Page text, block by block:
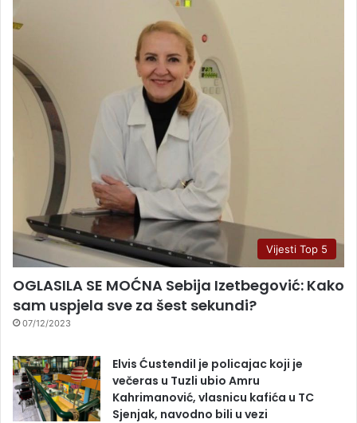
Vijesti Top 5
OGLASILA SE MOĆNA Sebija Izetbegović: Kako
sam uspjela sve za šest sekundi?
07/12/2023
Elvis Ćustendil je policajac koji je
večeras u Tuzli ubio Amru
Kahrimanović, vlasnicu kafića u TC
Sjenjak, navodno bili u vezi